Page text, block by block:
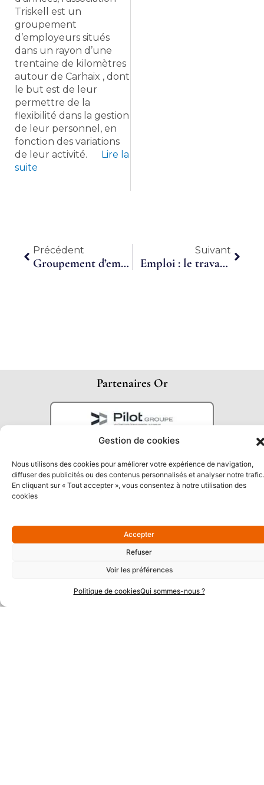
Gestion de cookies
Nous utilisons des cookies pour améliorer votre expérience de navigation,
diffuser des publicités ou des contenus personnalisés et analyser notre trafic.
En cliquant sur « Tout accepter », vous consentez à notre utilisation des
cookies
Accepter
Refuser
Voir les préférences
Politique de cookiesQui sommes-nous ?
Triskell est un
groupement
d’employeurs situés
dans un rayon d’une
trentaine de kilomètres
autour de Carhaix , dont
le but est de leur
permettre de la
flexibilité dans la gestion
de leur personnel, en
fonction des variations
de leur activité. Lire la
suite
Précédent
Précédent
Groupement d’employeurs, un nouveau dispositif de mutualisation des fonctions supports pour Lyonbiopole et Axelera
Suivant
Emploi : le travail à temps partagé sera dynamisé cet été
Partenaires Or
Partenaires Argent